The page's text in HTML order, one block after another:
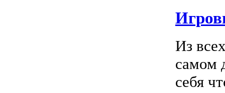
Из
самом
себя